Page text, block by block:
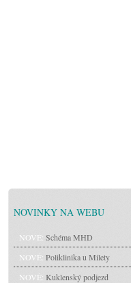
NOVINKY NA WEBU
NOVÉ: Schéma MHD
NOVÉ: Poliklinika u Milety
NOVÉ: Kuklenský podjezd